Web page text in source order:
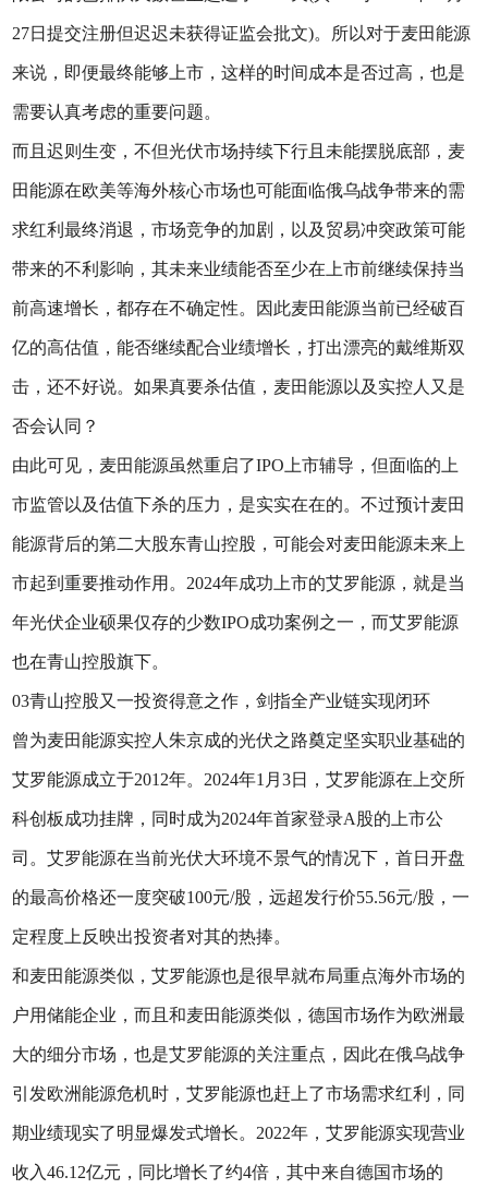
27日提交注册但迟迟未获得证监会批文)。所以对于麦田能源
来说，即便最终能够上市，这样的时间成本是否过高，也是
需要认真考虑的重要问题。
而且迟则生变，不但光伏市场持续下行且未能摆脱底部，麦
田能源在欧美等海外核心市场也可能面临俄乌战争带来的需
求红利最终消退，市场竞争的加剧，以及贸易冲突政策可能
带来的不利影响，其未来业绩能否至少在上市前继续保持当
前高速增长，都存在不确定性。因此麦田能源当前已经破百
亿的高估值，能否继续配合业绩增长，打出漂亮的戴维斯双
击，还不好说。如果真要杀估值，麦田能源以及实控人又是
否会认同？
由此可见，麦田能源虽然重启了IPO上市辅导，但面临的上
市监管以及估值下杀的压力，是实实在在的。不过预计麦田
能源背后的第二大股东青山控股，可能会对麦田能源未来上
市起到重要推动作用。2024年成功上市的艾罗能源，就是当
年光伏企业硕果仅存的少数IPO成功案例之一，而艾罗能源
也在青山控股旗下。
03青山控股又一投资得意之作，剑指全产业链实现闭环
曾为麦田能源实控人朱京成的光伏之路奠定坚实职业基础的
艾罗能源成立于2012年。2024年1月3日，艾罗能源在上交所
科创板成功挂牌，同时成为2024年首家登录A股的上市公
司。艾罗能源在当前光伏大环境不景气的情况下，首日开盘
的最高价格还一度突破100元/股，远超发行价55.56元/股，一
定程度上反映出投资者对其的热捧。
和麦田能源类似，艾罗能源也是很早就布局重点海外市场的
户用储能企业，而且和麦田能源类似，德国市场作为欧洲最
大的细分市场，也是艾罗能源的关注重点，因此在俄乌战争
引发欧洲能源危机时，艾罗能源也赶上了市场需求红利，同
期业绩现实了明显爆发式增长。2022年，艾罗能源实现营业
收入46.12亿元，同比增长了约4倍，其中来自德国市场的